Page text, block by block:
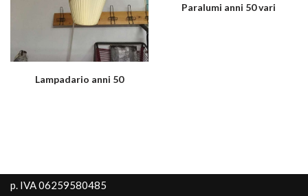
Lampadario anni 50
Paralumi anni 50 vari
p. IVA 06259580485